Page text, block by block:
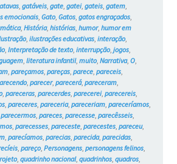
, gatáveis, gate, gatei, gateis, gatem,
emocionais, Gato, Gatos, gatos engraçados,
, História, histórias, humor, humor em
, ilustrações educativas, interação,
, Interpretação de texto, interrupção, jogos,
, literatura infantil, muito, Narrativa, O,
, pareçamos, pareças, parece, pareceis,
, parecer, parecerá, pareceram,
, pareceras, parecerdes, parecerei, parecereis,
, pareceres, pareceria, pareceriam, pareceríamos,
parecermos, pareces, parecesse, parecêsseis,
, parecesses, pareceste, parecestes, pareceu,
, parecíamos, parecias, parecida, parecidas,
, pareço, Personagens, personagens felinos,
, quadrinho nacional, quadrinhos, quadros,